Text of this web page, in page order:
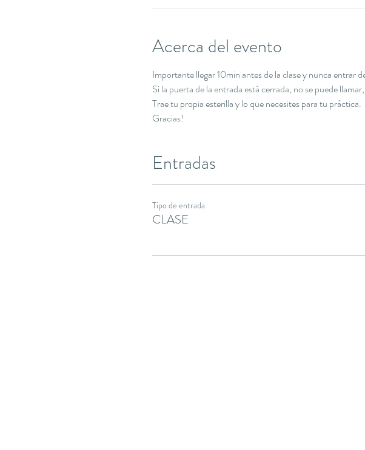
Acerca del evento
Importante llegar 10min antes de la clase y nunca entrar
Si la puerta de la entrada está cerrada, no se puede
Trae tu propia esterilla y lo que necesites para tu práctica.
Gracias!
Entradas
Tipo de entrada
CLASE